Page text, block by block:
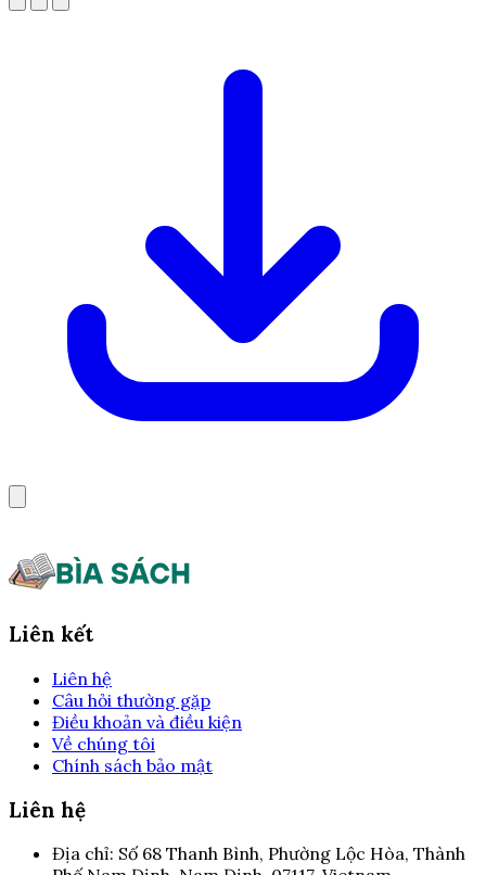
Liên kết
Liên hệ
Câu hỏi thường gặp
Điều khoản và điều kiện
Về chúng tôi
Chính sách bảo mật
Liên hệ
Địa chỉ: Số 68 Thanh Bình, Phường Lộc Hòa, Thành